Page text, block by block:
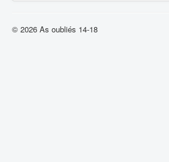
© 2026 As oubliés 14-18